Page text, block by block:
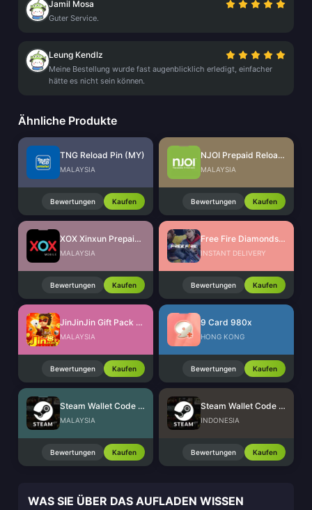
Jamil Mosa
Guter Service.
Leung Kendlz
Meine Bestellung wurde fast augenblicklich erledigt, einfacher
hätte es nicht sein können.
Ähnliche Produkte
TNG Reload Pin (MY)
MALAYSIA
Bewertungen Kaufen
NJOI Prepaid Reload - Astro (MY)
MALAYSIA
Bewertungen Kaufen
XOX Xinxun Prepaid Reload (MY)
MALAYSIA
Bewertungen Kaufen
Free Fire Diamonds EU + TR
INSTANT DELIVERY
Bewertungen Kaufen
JinJinJin Gift Pack Redeem Code
MALAYSIA
Bewertungen Kaufen
9 Card 980x
HONG KONG
Bewertungen Kaufen
Steam Wallet Code (MYR)
MALAYSIA
Bewertungen Kaufen
Steam Wallet Code (IDR)
INDONESIA
Bewertungen Kaufen
WAS SIE ÜBER DAS AUFLADEN WISSEN